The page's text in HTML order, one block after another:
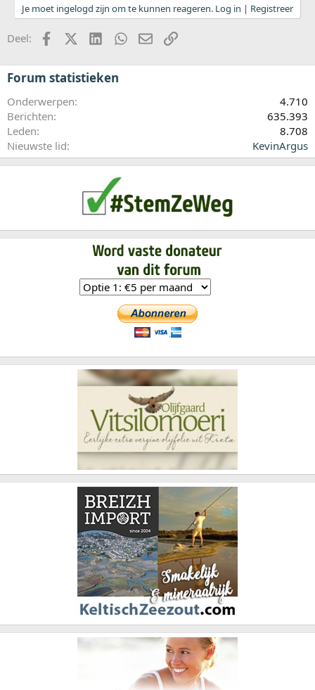
Je moet ingelogd zijn om te kunnen reageren. Log in | Registreer
Deel: FacebookX (Twitter)LinkedInWhatsApp
E-mailkoppeling
Forum statistieken
Onderwerpen
4.710
Berichten
635.393
Leden
8.708
Nieuwste lid
KevinArgus